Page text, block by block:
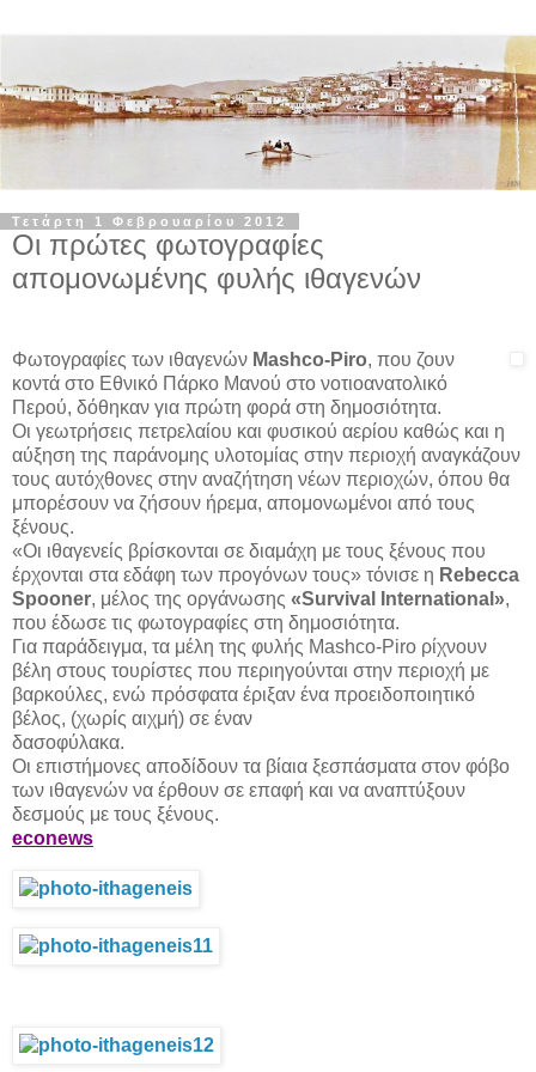
Τετάρτη 1 Φεβρουαρίου 2012
Οι πρώτες φωτογραφίες
απομονωμένης φυλής ιθαγενών
Φωτογραφίες των ιθαγενών Mashco-Piro, που ζουν
κοντά στο Εθνικό Πάρκο Μανού στο νοτιοανατολικό
Περού, δόθηκαν για πρώτη φορά στη δημοσιότητα.
Οι γεωτρήσεις πετρελαίου και φυσικού αερίου καθώς και η
αύξηση της παράνομης υλοτομίας στην περιοχή αναγκάζουν
τους αυτόχθονες στην αναζήτηση νέων περιοχών, όπου θα
μπορέσουν να ζήσουν ήρεμα, απομονωμένοι από τους
ξένους.
«Οι ιθαγενείς βρίσκονται σε διαμάχη με τους ξένους που
έρχονται στα εδάφη των προγόνων τους» τόνισε η Rebecca
Spooner, μέλος της οργάνωσης «Survival International»,
που έδωσε τις φωτογραφίες στη δημοσιότητα.
Για παράδειγμα, τα μέλη της φυλής Mashco-Piro ρίχνουν
βέλη στους τουρίστες που περιηγούνται στην περιοχή με
βαρκούλες, ενώ πρόσφατα έριξαν ένα προειδοποιητικό
βέλος, (χωρίς αιχμή) σε έναν
δασοφύλακα.
Οι επιστήμονες αποδίδουν τα βίαια ξεσπάσματα στον φόβο
των ιθαγενών να έρθουν σε επαφή και να αναπτύξουν
δεσμούς με τους ξένους.
econews